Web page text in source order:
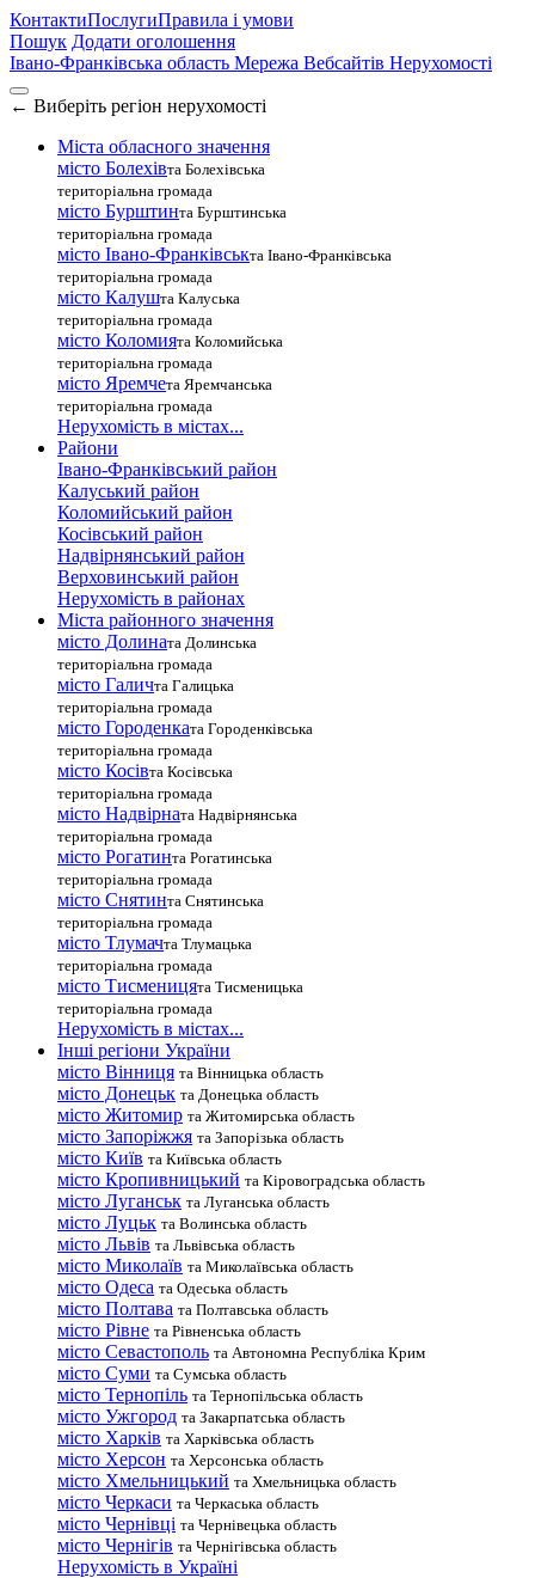
КонтактиПослугиПравила і умови
Пошук Додати оголошення
Івано-Франківська область Мережа Вебсайтів Нерухомості
← Виберіть регіон нерухомості
Міста обласного значення
місто Болехівта Болехівська
територіальна громада
місто Бурштинта Бурштинська
територіальна громада
місто Івано-Франківськта Івано-Франківська
територіальна громада
місто Калушта Калуська
територіальна громада
місто Коломията Коломийська
територіальна громада
місто Яремчета Яремчанська
територіальна громада
Нерухомість в містах...
Райони
Івано-Франківський район
Калуський район
Коломийський район
Косівський район
Надвірнянський район
Верховинський район
Нерухомість в районах
Міста районного значення
місто Долината Долинська
територіальна громада
місто Галичта Галицька
територіальна громада
місто Городенката Городенківська
територіальна громада
місто Косівта Косівська
територіальна громада
місто Надвірната Надвірнянська
територіальна громада
місто Рогатинта Рогатинська
територіальна громада
місто Снятинта Снятинська
територіальна громада
місто Тлумачта Тлумацька
територіальна громада
місто Тисменицята Тисменицька
територіальна громада
Нерухомість в містах...
Інші регіони України
місто Вінниця та Вінницька область
місто Донецьк та Донецька область
місто Житомир та Житомирська область
місто Запоріжжя та Запорізька область
місто Київ та Київська область
місто Кропивницький та Кіровоградська область
місто Луганськ та Луганська область
місто Луцьк та Волинська область
місто Львів та Львівська область
місто Миколаїв та Миколаївська область
місто Одеса та Одеська область
місто Полтава та Полтавська область
місто Рівне та Рівненська область
місто Севастополь та Автономна Республіка Крим
місто Суми та Сумська область
місто Тернопіль та Тернопільська область
місто Ужгород та Закарпатська область
місто Харків та Харківська область
місто Херсон та Херсонська область
місто Хмельницький та Хмельницька область
місто Черкаси та Черкаська область
місто Чернівці та Чернівецька область
місто Чернігів та Чернігівська область
Нерухомість в Україні